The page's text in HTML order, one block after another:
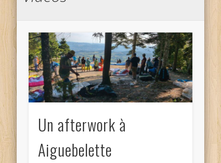
Un afterwork à
Aiguebelette